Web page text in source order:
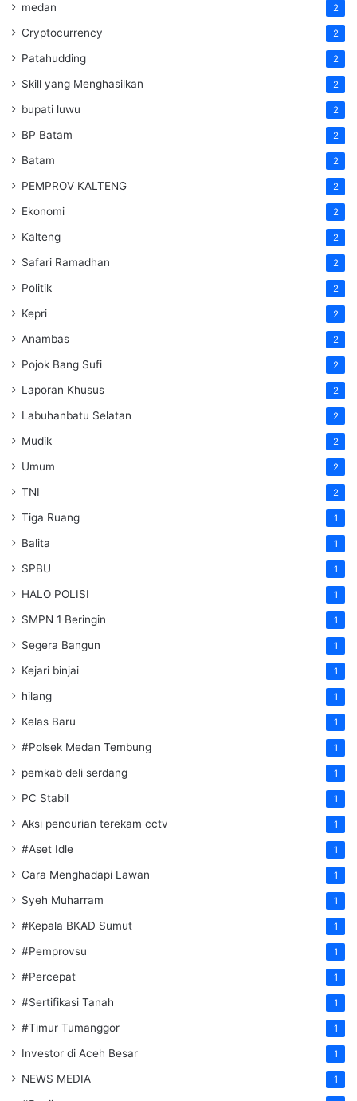
medan 2
Cryptocurrency 2
Patahudding 2
Skill yang Menghasilkan 2
bupati luwu 2
BP Batam 2
Batam 2
PEMPROV KALTENG 2
Ekonomi 2
Kalteng 2
Safari Ramadhan 2
Politik 2
Kepri 2
Anambas 2
Pojok Bang Sufi 2
Laporan Khusus 2
Labuhanbatu Selatan 2
Mudik 2
Umum 2
TNI 2
Tiga Ruang 1
Balita 1
SPBU 1
HALO POLISI 1
SMPN 1 Beringin 1
Segera Bangun 1
Kejari binjai 1
hilang 1
Kelas Baru 1
#Polsek Medan Tembung 1
pemkab deli serdang 1
PC Stabil 1
Aksi pencurian terekam cctv 1
#Aset Idle 1
Cara Menghadapi Lawan 1
Syeh Muharram 1
#Kepala BKAD Sumut 1
#Pemprovsu 1
#Percepat 1
#Sertifikasi Tanah 1
#Timur Tumanggor 1
Investor di Aceh Besar 1
NEWS MEDIA 1